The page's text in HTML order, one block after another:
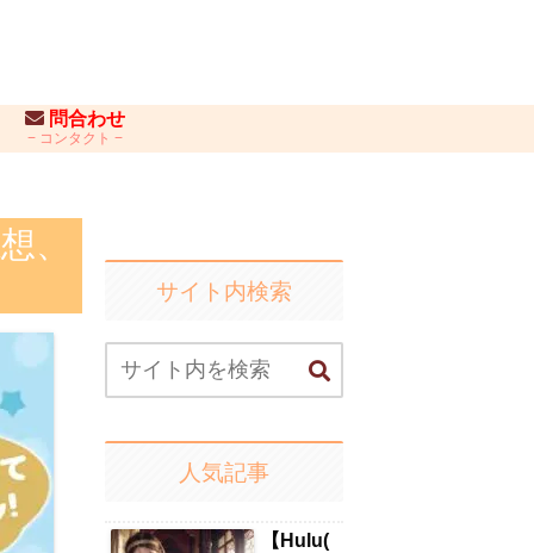
問合わせ
コンタクト
、
サイト内検索
人気記事
【Hulu(